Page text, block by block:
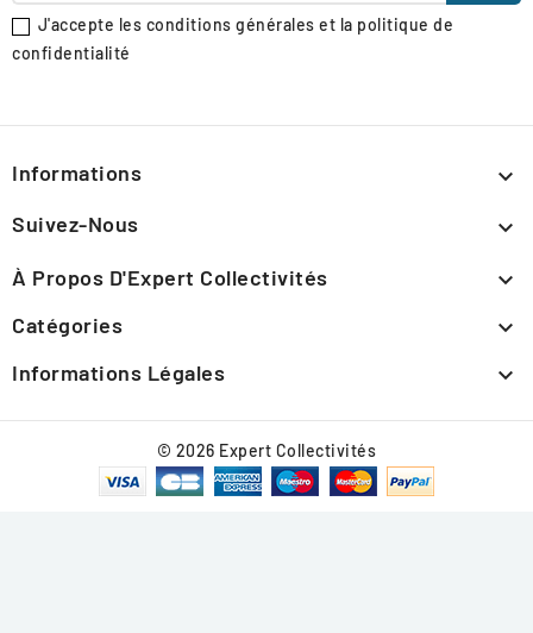
J'accepte les conditions générales et la politique de
confidentialité
Informations 
Suivez-Nous 
À Propos D'Expert Collectivités 
Catégories 
Informations Légales 
© 2026 Expert Collectivités